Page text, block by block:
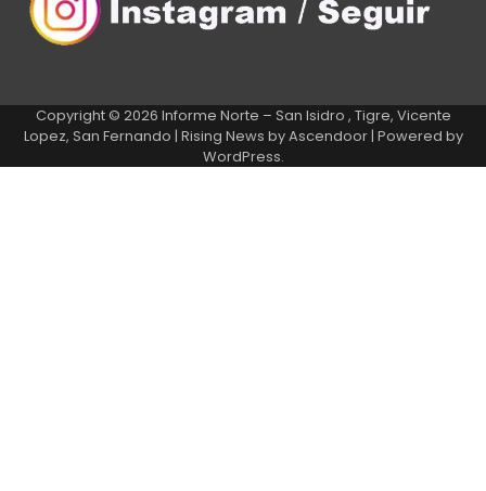
Copyright © 2026 Informe Norte – San Isidro , Tigre, Vicente
Lopez, San Fernando | Rising News byAscendoor| Powered by
WordPress.